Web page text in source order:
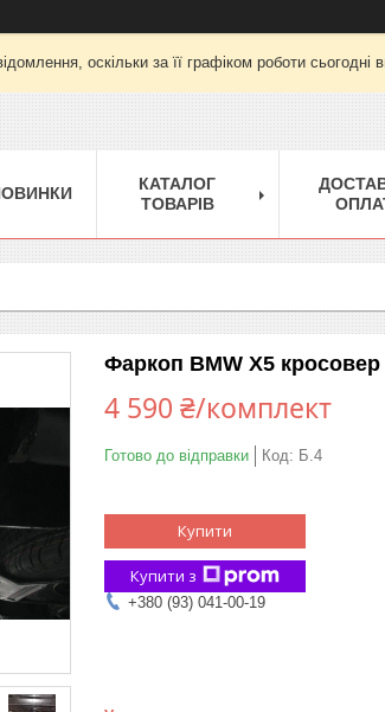
оскільки за її графіком роботи
КАТАЛОГ
ТОВАРІВ
Фаркоп BMW X5
4 590 ₴/комплект
Готово до відправки Код: Б.4
Купити
Купити з
+380 (93) 041-00-19